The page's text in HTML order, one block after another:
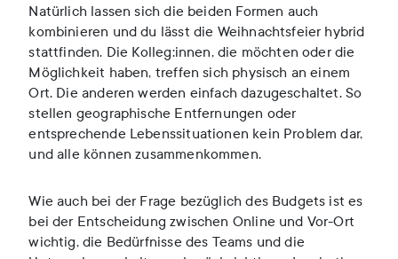
Natürlich lassen sich die beiden Formen auch
kombinieren und du lässt die Weihnachtsfeier hybrid
stattfinden. Die Kolleg:innen, die möchten oder die
Möglichkeit haben, treffen sich physisch an einem
Ort. Die anderen werden einfach dazugeschaltet. So
stellen geographische Entfernungen oder
entsprechende Lebenssituationen kein Problem dar,
und alle können zusammenkommen.
Wie auch bei der Frage bezüglich des Budgets ist es
bei der Entscheidung zwischen Online und Vor-Ort
wichtig, die Bedürfnisse des Teams und die